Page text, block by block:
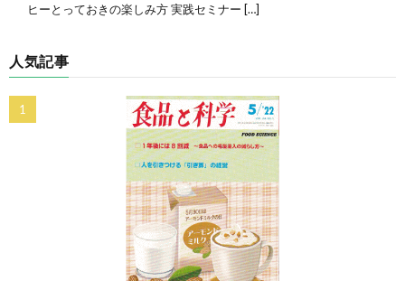
ヒーとっておきの楽しみ方 実践セミナー […]
人気記事